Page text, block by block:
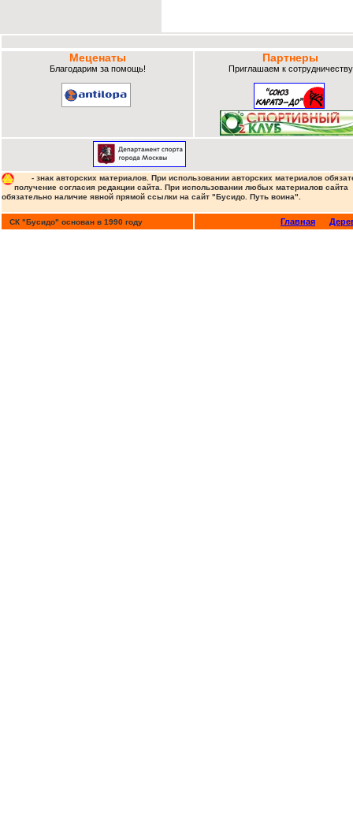
Меценаты
Благодарим за помощь!
Партнеры
Приглашаем к
- знак авторских материалов. При использовании авторских материалов
получение согласия редакции сайта. При использовании любых материалов сайта
обязательно наличие явной прямой ссылки на сайт "Бусидо. Путь воина".
СК "Бусидо" основан в 1990 году Главная